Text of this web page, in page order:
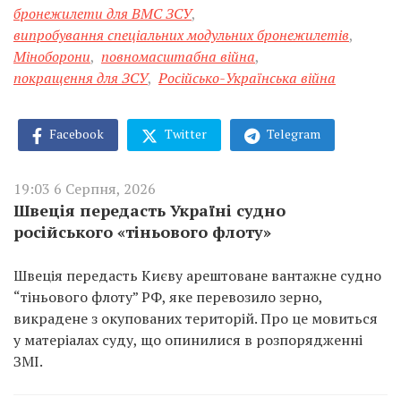
бронежилети для ВМС ЗСУ,
випробування спеціальних модульних бронежилетів,
Міноборони, повномасштабна війна,
покращення для ЗСУ, Російсько-Українська війна
Facebook Twitter Telegram
19:03 6 Серпня, 2026
Швеція передасть Україні судно
російського «тіньового флоту»
Швеція передасть Києву арештоване вантажне судно
“тіньового флоту” РФ, яке перевозило зерно,
викрадене з окупованих територій. Про це мовиться
у матеріалах суду, що опинилися в розпорядженні
ЗМІ.